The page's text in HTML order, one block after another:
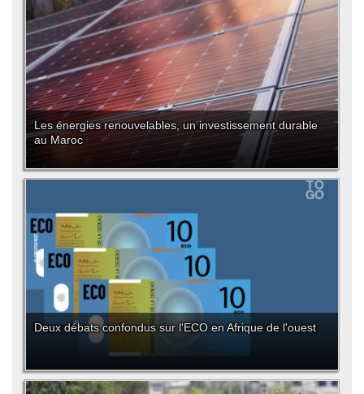
Les énergies renouvelables, un investissement durable
au Maroc
Deux débats confondus sur l'ECO en Afrique de l'ouest